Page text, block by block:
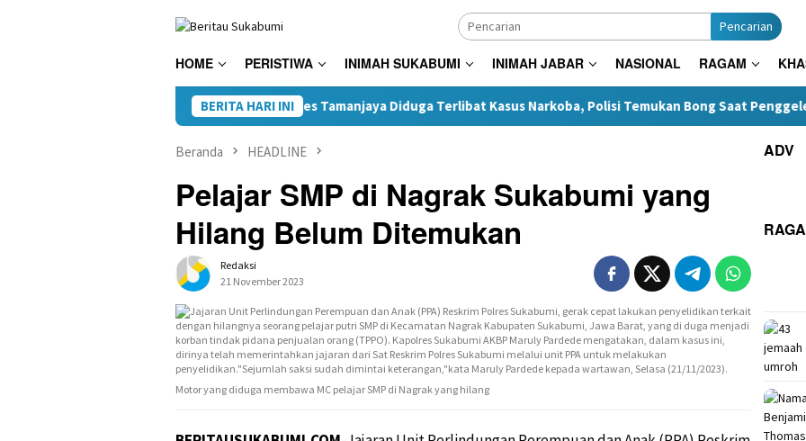
Pencarian
HOME PERISTIWA INIMAH SUKABUMI INIMAH JABAR NASIONAL RAGAM
BERITA HARI INI
Terungkap, Kades Tamanjaya Diduga Terlibat Kasus Narkoba, Polisi Temukan Bong Saat Penggeledahan
Beranda HEADLINE
Pelajar SMP di Nagrak Sukabumi yang
Hilang Belum Ditemukan
Redaksi
21 November 2023
Motor yang diduga membawa MC pelajar SMP di Nagrak yang hilang
ADV